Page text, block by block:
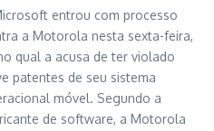
entrou com processo
a Motorola nesta sexta-feira,
qual a acusa de ter violado
patentes de seu sistema
móvel. Segundo a
de software, a Motorola